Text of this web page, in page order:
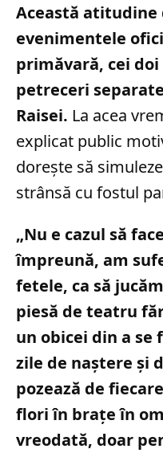
Această atitudine
evenimentele
primăvară, cei doi
petreceri
Raisei. La acea
explicat public
dorește să
strânsă cu fostul
„Nu e cazul să
împreună, am
fetele, ca să
piesă de teatru
un obicei din a se
zile de naștere și
pozează de
flori în brațe în
vreodată, doar